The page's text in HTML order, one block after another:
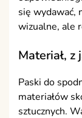
się wydawać,
wizualne, ale
Materiał,
Paski do
materiałów
sztucznych.